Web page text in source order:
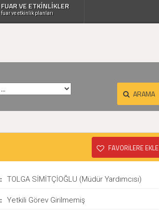
FUAR VE ETKİNLİKLER
fuar ve etkinlik planları
ARAMA
FAVORİLERE EKLE
: TOLGA SİMİTÇİOĞLU (Müdür Yardımcısı)
: Yetkili Görev Girilmemiş